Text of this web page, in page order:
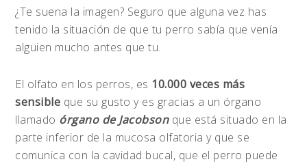
¿Te suena la imagen? Seguro que alguna vez has
tenido la situación de que tu perro sabía que venía
alguien mucho antes que tu.
El olfato en los perros, es 10.000 veces más
sensible que su gusto y es gracias a un órgano
llamado órgano de Jacobsonque está situado en la
parte inferior de la mucosa olfatoria y que se
comunica con la cavidad bucal, que el perro puede